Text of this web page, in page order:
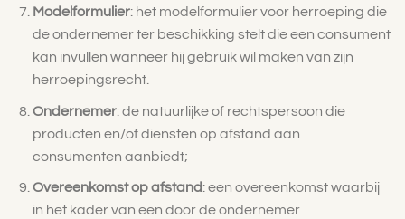
Modelformulier: het modelformulier voor herroeping die
de ondernemer ter beschikking stelt die een consument
kan invullen wanneer hij gebruik wil maken van zijn
herroepingsrecht.
Ondernemer: de natuurlijke of rechtspersoon die
producten en/of diensten op afstand aan
consumenten aanbiedt;
Overeenkomst op afstand: een overeenkomst waarbij
in het kader van een door de ondernemer